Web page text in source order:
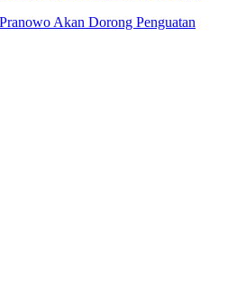
Akan Dorong Penguatan